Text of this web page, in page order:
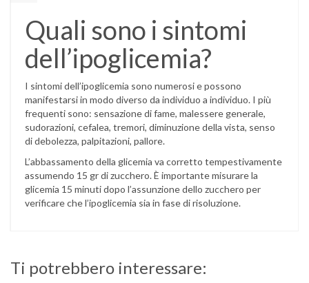
Quali sono i sintomi
dell’ipoglicemia?
I sintomi dell’ipoglicemia sono numerosi e possono
manifestarsi in modo diverso da individuo a individuo. I più
frequenti sono: sensazione di fame, malessere generale,
sudorazioni, cefalea, tremori, diminuzione della vista, senso
di debolezza, palpitazioni, pallore.
L’abbassamento della glicemia va corretto tempestivamente
assumendo 15 gr di zucchero. È importante misurare la
glicemia 15 minuti dopo l’assunzione dello zucchero per
verificare che l’ipoglicemia sia in fase di risoluzione.
Ti potrebbero interessare: